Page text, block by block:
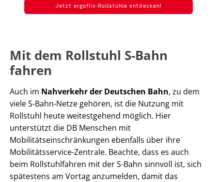
Jetzt ergoflix-Rollstühle entdecken!
Mit dem Rollstuhl S-Bahn
fahren
Auch im Nahverkehr der Deutschen Bahn, zu dem
viele S-Bahn-Netze gehören, ist die Nutzung mit
Rollstuhl heute weitestgehend möglich. Hier
unterstützt die DB Menschen mit
Mobilitätseinschränkungen ebenfalls über ihre
Mobilitätsservice-Zentrale. Beachte, dass es auch
beim Rollstuhlfahren mit der S-Bahn sinnvoll ist, sich
spätestens am Vortag anzumelden, damit das